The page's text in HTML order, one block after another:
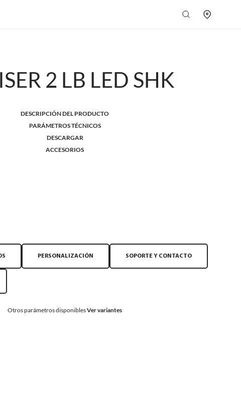
2 LB LED SHK
DESCRIPCIÓN DEL PRODUCTO
PARÁMETROS TÉCNICOS
DESCARGAR
ACCESORIOS
PERSONALIZACIÓN SOPORTE Y CONTACTO
Otros parámetros disponiblesVer variantes